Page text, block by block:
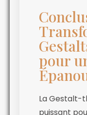
pour
La Gestalt-
puissant